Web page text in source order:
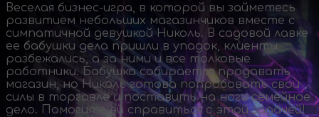
Веселая бизнес-игра, в которой вы займетесь
развитием небольших магазинчиков вместе с
симпатичной девушкой Николь. В садовой лавке
ее бабушки дела пришли в упадок, клиенты
разбежались, а за ними и все толковые
работники. Бабушка собирается продавать
магазин, но Николь готова попробовать свои
силы в торговле и поставить на ноги семейное
дело. Помогите ей справиться с этой задачей!